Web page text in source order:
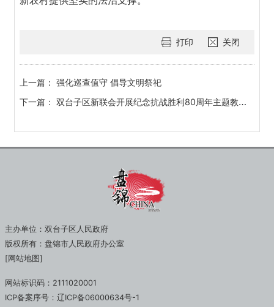
打印 关闭
上一篇： 强化巡查值守 倡导文明祭祀
下一篇： 双台子区新联会开展纪念抗战胜利80周年主题教育活动
主办单位：双台子区人民政府
版权所有：盘锦市人民政府办公室
[网站地图]
网站标识码：2111020001
ICP备案序号：辽ICP备06000634号-1